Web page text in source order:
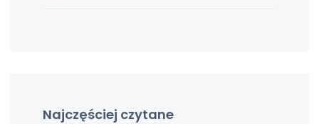
Najczęściej czytane